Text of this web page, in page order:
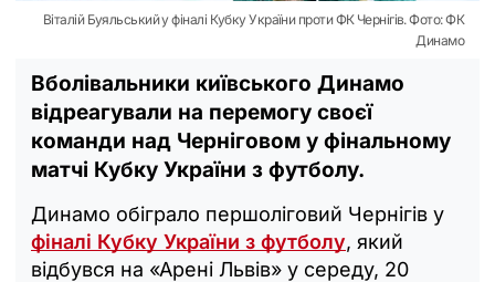
Віталій Буяльський у фіналі Кубку України проти ФК Чернігів. Фото: ФК
Динамо
Вболівальники київського Динамо
відреагували на перемогу своєї
команди над Черніговом у фінальному
матчі Кубку України з футболу.
Динамо обіграло першоліговий Чернігів у
фіналі Кубку України з футболу, який
відбувся на «Арені Львів» у середу, 20